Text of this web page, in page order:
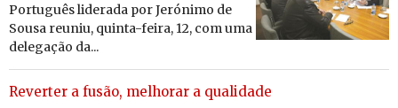
Português liderada por Jerónimo de
Sousa reuniu, quinta-feira, 12, com uma
delegação da...
Reverter a fusão, melhorar a qualidade